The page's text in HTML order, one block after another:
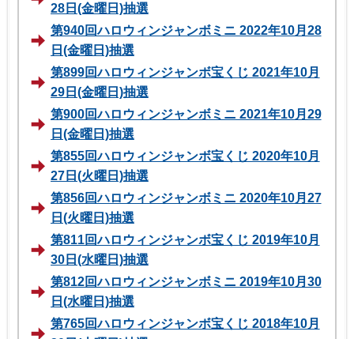
28日(金曜日)抽選
第940回ハロウィンジャンボミニ 2022年10月28
日(金曜日)抽選
第899回ハロウィンジャンボ宝くじ 2021年10月
29日(金曜日)抽選
第900回ハロウィンジャンボミニ 2021年10月29
日(金曜日)抽選
第855回ハロウィンジャンボ宝くじ 2020年10月
27日(火曜日)抽選
第856回ハロウィンジャンボミニ 2020年10月27
日(火曜日)抽選
第811回ハロウィンジャンボ宝くじ 2019年10月
30日(水曜日)抽選
第812回ハロウィンジャンボミニ 2019年10月30
日(水曜日)抽選
第765回ハロウィンジャンボ宝くじ 2018年10月